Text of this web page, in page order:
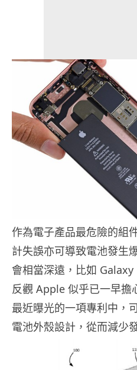
作為電子產品最危險的組
計失誤亦可導致電池發生
會相當深遠，比如
反觀 Apple 似乎已一早擔
最近曝光的一項專利中，
電池外殼設計，從而減少